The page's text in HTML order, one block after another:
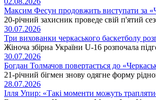
Максим Фесун продовжить виступати за
20-річний захисник проведе свій п'ятий
30.07.2026
Три вихованки черкаського баскетболу
Жіноча збірна України U-16 розпочала
30.07.2026
Богдан Толмачов повертається до
21-річний бігмен знову одягне форму
28.07.2026
Ілля Упир: «Такі моменти можуть